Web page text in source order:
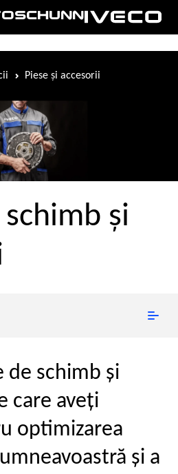
Piese și accesorii
şi
de schimb şi
care aveţi
optimizarea
şi a